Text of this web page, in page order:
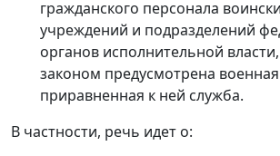
гражданского персонала
учреждений и подразделений
органов исполнительной
законом предусмотрена
приравненная к ней служба.
В частности, речь идет о: